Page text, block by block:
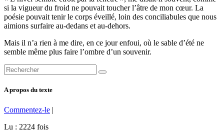
si la vigueur du froid ne pouvait toucher l’âtre de mon cœur. La
poésie pouvait tenir le corps éveillé, loin des conciliabules que nous
aimions surfaire au-dedans et au-dehors.
Mais il n’a rien à me dire, en ce jour enfoui, où le sable d’été ne
semble même plus faire l’ombre d’un souvenir.
A propos du texte
Commentez-le |
Lu : 2224 fois